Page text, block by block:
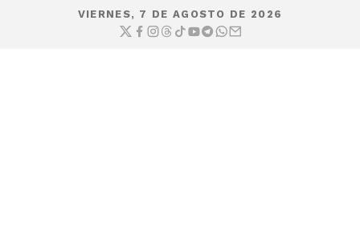
VIERNES, 7 DE AGOSTO DE 2026